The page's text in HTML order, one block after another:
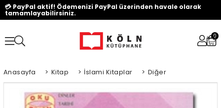
💳 PayPal aktif! Ödemenizi PayPal üzerinden havale olarak
tamamlayabilirsiniz.
0
Anasayfa > Kitap > İslami Kitaplar > Diğer